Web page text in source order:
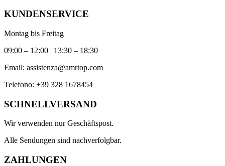
KUNDENSERVICE
Montag bis Freitag
09:00 – 12:00 | 13:30 – 18:30
Email: assistenza@amrtop.com
Telefono: +39 328 1678454
SCHNELLVERSAND
Wir verwenden nur Geschäftspost.
Alle Sendungen sind nachverfolgbar.
ZAHLUNGEN